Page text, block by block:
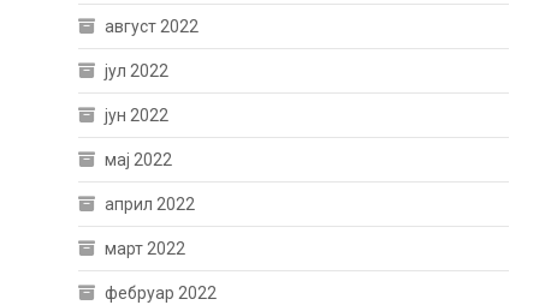
август 2022
јул 2022
јун 2022
мај 2022
април 2022
март 2022
фебруар 2022